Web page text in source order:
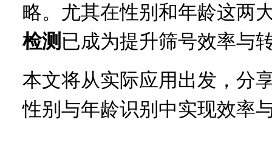
略。尤其在性别和年龄这两
检测 已成为提升筛号效率与
本文将从实际应用出发，分
性别与年龄识别中实现效率